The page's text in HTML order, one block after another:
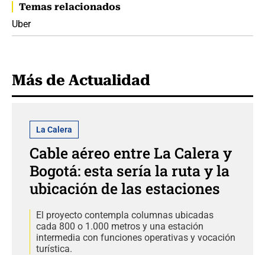
Temas relacionados
Uber
Más de Actualidad
La Calera
Cable aéreo entre La Calera y
Bogotá: esta sería la ruta y la
ubicación de las estaciones
El proyecto contempla columnas ubicadas
cada 800 o 1.000 metros y una estación
intermedia con funciones operativas y vocación
turística.